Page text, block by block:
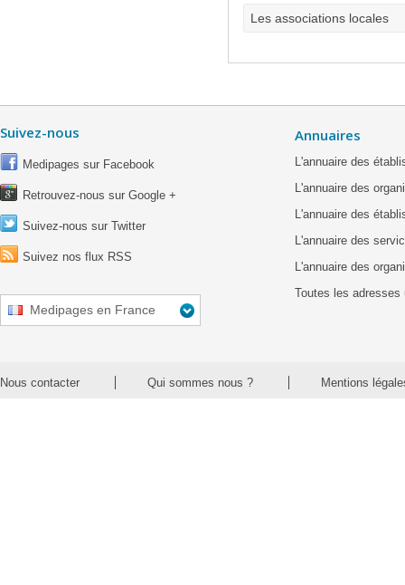
Les associations locales
Suivez-nous
Medipages sur Facebook
Retrouvez-nous sur Google +
Suivez-nous sur Twitter
Suivez nos flux RSS
Medipages en France
Annuaires
L'annuaire des
L'annuaire des
L'annuaire des
L'annuaire des
L'annuaire des
Toutes les adresses
Nous contacter Qui sommes nous ? Mentions